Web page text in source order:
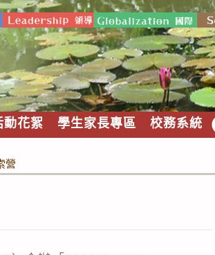
動花絮 學生家長專區 校務系統
營